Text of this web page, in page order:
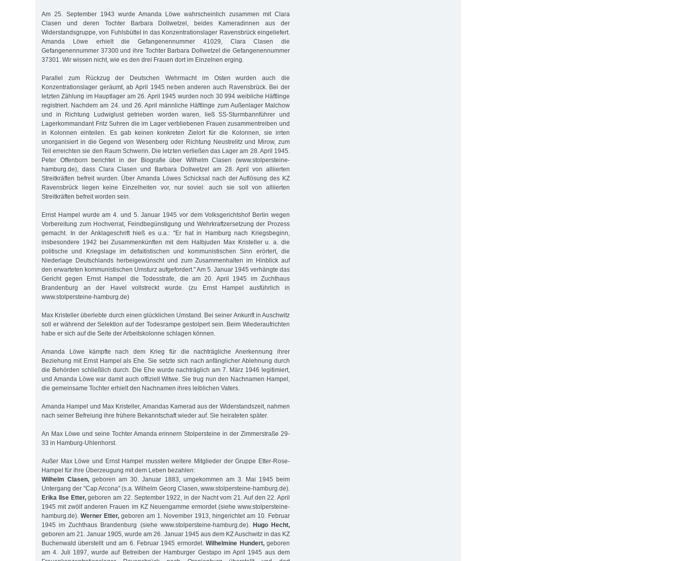
Am 25. September 1943 wurde Amanda Löwe wahrscheinlich zusammen mit Clara
Clasen und deren Tochter Barbara Dollwetzel, beides Kameradinnen aus der
Widerstandsgruppe, von Fuhlsbüttel in das Konzentrationslager Ravensbrück eingeliefert.
Amanda Löwe erhielt die Gefangenennummer 41029, Clara Clasen die
Gefangenennummer 37300 und ihre Tochter Barbara Dollwetzel die Gefangenennummer
37301. Wir wissen nicht, wie es den drei Frauen dort im Einzelnen erging.
Parallel zum Rückzug der Deutschen Wehrmacht im Osten wurden auch die
Konzentrationslager geräumt, ab April 1945 neben anderen auch Ravensbrück. Bei der
letzten Zählung im Hauptlager am 26. April 1945 wurden noch 30 994 weibliche Häftlinge
registriert. Nachdem am 24. und 26. April männliche Häftlinge zum Außenlager Malchow
und in Richtung Ludwiglust getrieben worden waren, ließ SS-Sturmbannführer und
Lagerkommandant Fritz Suhren die im Lager verbliebenen Frauen zusammentreiben und
in Kolonnen einteilen. Es gab keinen konkreten Zielort für die Kolonnen, sie irrten
unorganisiert in die Gegend von Wesenberg oder Richtung Neustrelitz und Mirow, zum
Teil erreichten sie den Raum Schwerin. Die letzten verließen das Lager am 28. April 1945.
Peter Offenborn berichtet in der Biografie über Wilhelm Clasen (www.stolpersteine-
hamburg.de), dass Clara Clasen und Barbara Dollwetzel am 28. April von alliierten
Streitkräften befreit wurden. Über Amanda Löwes Schicksal nach der Auflösung des KZ
Ravensbrück liegen keine Einzelheiten vor, nur soviel: auch sie soll von alliierten
Streitkräften befreit worden sein.
Ernst Hampel wurde am 4. und 5. Januar 1945 vor dem Volksgerichtshof Berlin wegen
Vorbereitung zum Hochverrat, Feindbegünstigung und Wehrkraftzersetzung der Prozess
gemacht. In der Anklageschrift hieß es u.a.: "Er hat in Hamburg nach Kriegsbeginn,
insbesondere 1942 bei Zusammenkünften mit dem Halbjuden Max Kristeller u. a. die
politische und Kriegslage im defaitistischen und kommunistischen Sinn erörtert, die
Niederlage Deutschlands herbeigewünscht und zum Zusammenhalten im Hinblick auf
den erwarteten kommunistischen Umsturz aufgefordert." Am 5. Januar 1945 verhängte das
Gericht gegen Ernst Hampel die Todesstrafe, die am 20. April 1945 im Zuchthaus
Brandenburg an der Havel vollstreckt wurde. (zu Ernst Hampel ausführlich in
www.stolpersteine-hamburg.de)
Max Kristeller überlebte durch einen glücklichen Umstand. Bei seiner Ankunft in Auschwitz
soll er während der Selektion auf der Todesrampe gestolpert sein. Beim Wiederaufrichten
habe er sich auf die Seite der Arbeitskolonne schlagen können.
Amanda Löwe kämpfte nach dem Krieg für die nachträgliche Anerkennung ihrer
Beziehung mit Ernst Hampel als Ehe. Sie setzte sich nach anfänglicher Ablehnung durch
die Behörden schließlich durch. Die Ehe wurde nachträglich am 7. März 1946 legitimiert,
und Amanda Löwe war damit auch offiziell Witwe. Sie trug nun den Nachnamen Hampel,
die gemeinsame Tochter erhielt den Nachnamen ihres leiblichen Vaters.
Amanda Hampel und Max Kristeller, Amandas Kamerad aus der Widerstandszeit, nahmen
nach seiner Befreiung ihre frühere Bekanntschaft wieder auf. Sie heirateten später.
An Max Löwe und seine Tochter Amanda erinnern Stolpersteine in der Zimmerstraße 29-
33 in Hamburg-Uhlenhorst.
Außer Max Löwe und Ernst Hampel mussten weitere Mitglieder der Gruppe Etter-Rose-
Hampel für ihre Überzeugung mit dem Leben bezahlen:
Wilhelm Clasen, geboren am 30. Januar 1883, umgekommen am 3. Mai 1945 beim
Untergang der "Cap Arcona" (s.a. Wilhelm Georg Clasen, www.stolpersteine-hamburg.de).
Erika Ilse Etter,geboren am 22. September 1922, in der Nacht vom 21. Auf den 22. April
1945 mit zwölf anderen Frauen im KZ Neuengamme ermordet (siehe www.stolpersteine-
hamburg.de). Werner Etter,geboren am 1. November 1913, hingerichtet am 10. Februar
1945 im Zuchthaus Brandenburg (siehe www.stolpersteine-hamburg.de). Hugo Hecht,
geboren am 21. Januar 1905, wurde am 26. Januar 1945 aus dem KZ Auschwitz in das KZ
Buchenwald überstellt und am 6. Februar 1945 ermordet.Wilhelmine Hundert,geboren
am 4. Juli 1897, wurde auf Betreiben der Hamburger Gestapo im April 1945 aus dem